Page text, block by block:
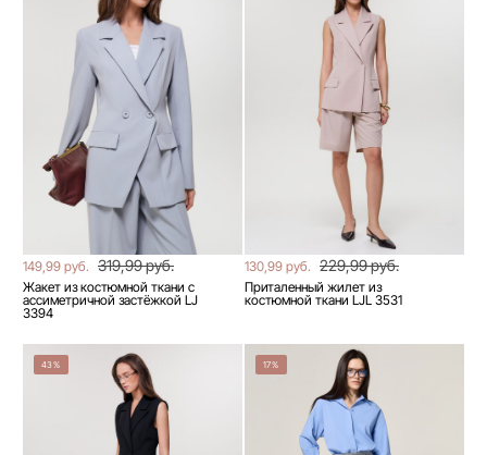
149,99 руб. 319,99 руб.
Жакет из костюмной ткани с
ассиметричной застёжкой LJ
3394
130,99 руб. 229,99 руб.
Приталенный жилет из
костюмной ткани LJL 3531
43% 17%